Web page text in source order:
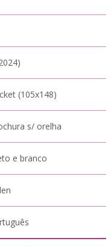
(105x148)
s/ orelha
e branco